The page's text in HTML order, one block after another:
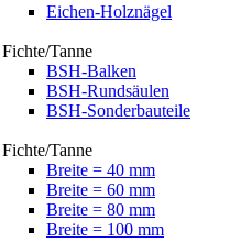
Eichen-Holznägel
Fichte/Tanne
BSH-Balken
BSH-Rundsäulen
BSH-Sonderbauteile
Fichte/Tanne
Breite = 40 mm
Breite = 60 mm
Breite = 80 mm
Breite = 100 mm